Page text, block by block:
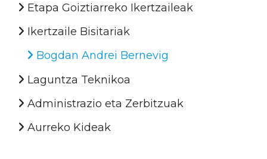
Etapa Goiztiarreko Ikertzaileak
Ikertzaile Bisitariak
Bogdan Andrei Bernevig
Laguntza Teknikoa
Administrazio eta Zerbitzuak
Aurreko Kideak